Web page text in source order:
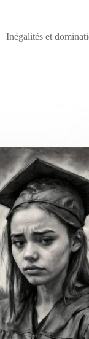
Inégalités et